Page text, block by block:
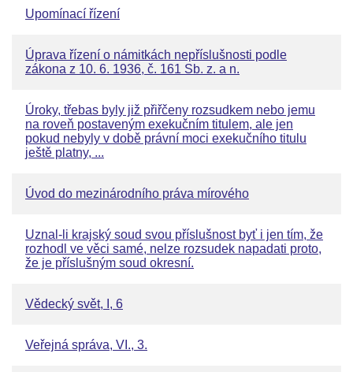
Upomínací řízení
Úprava řízení o námitkách nepříslušnosti podle
zákona z 10. 6. 1936, č. 161 Sb. z. a n.
Úroky, třebas byly již přiřčeny rozsudkem nebo jemu
na roveň postaveným exekučním titulem, ale jen
pokud nebyly v době právní moci exekučního titulu
ještě platny, ...
Úvod do mezinárodního práva mírového
Uznal-li krajský soud svou příslušnost byť i jen tím, že
rozhodl ve věci samé, nelze rozsudek napadati proto,
že je příslušným soud okresní.
Vědecký svět, I, 6
Veřejná správa, VI., 3.